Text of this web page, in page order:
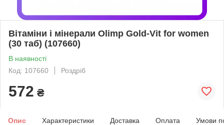
Вітаміни і мінерали Olimp Gold-Vit for women
(30 таб) (107660)
В наявності
Код: 107660
Роздріб
572 ₴
Опис Характеристики Доставка Оплата Умови